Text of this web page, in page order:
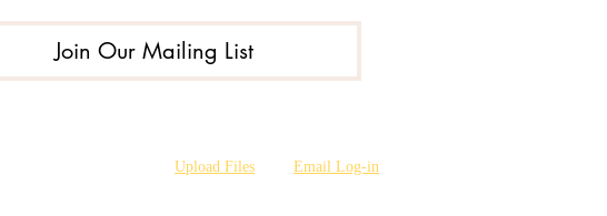
Join Our Mailing List
Upload Files Email Log-in